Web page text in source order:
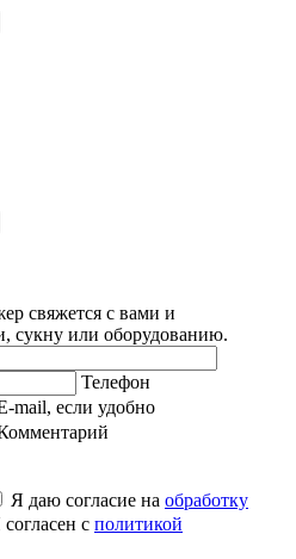
свяжется с вами и
сукну или оборудованию.
Телефон
mail, если удобно
Я даю согласие на обработку
с политикой